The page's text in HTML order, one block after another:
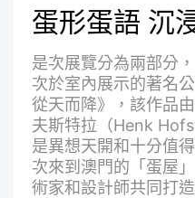
蛋形蛋語 沉
是次展覽分為兩部分
次於室內展示的著名
從天而降》，該作品
夫斯特拉（Henk
是異想天開和十分值
次來到澳門的「蛋屋
術家和設計師共同打